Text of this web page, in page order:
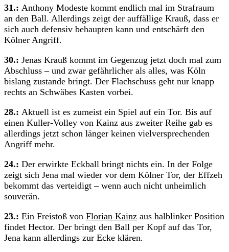
31.: Anthony Modeste kommt endlich mal im Strafraum
an den Ball. Allerdings zeigt der auffällige Krauß, dass er
sich auch defensiv behaupten kann und entschärft den
Kölner Angriff.
30.: Jenas Krauß kommt im Gegenzug jetzt doch mal zum
Abschluss – und zwar gefährlicher als alles, was Köln
bislang zustande bringt. Der Flachschuss geht nur knapp
rechts an Schwäbes Kasten vorbei.
28.: Aktuell ist es zumeist ein Spiel auf ein Tor. Bis auf
einen Kuller-Volley von Kainz aus zweiter Reihe gab es
allerdings jetzt schon länger keinen vielversprechenden
Angriff mehr.
24.: Der erwirkte Eckball bringt nichts ein. In der Folge
zeigt sich Jena mal wieder vor dem Kölner Tor, der Effzeh
bekommt das verteidigt – wenn auch nicht unheimlich
souverän.
23.: Ein Freistoß von Florian Kainz aus halblinker Position
findet Hector. Der bringt den Ball per Kopf auf das Tor,
Jena kann allerdings zur Ecke klären.